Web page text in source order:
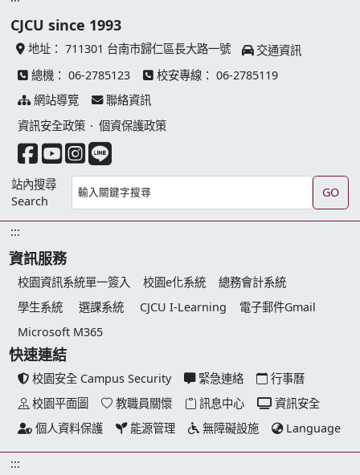
CJCU since 1993
地址： 711301 台南市歸仁區長大路一號
交通資訊
總機： 06-2785123 校安專線： 06-2785119
網站導覽
聯絡資訊
資訊安全政策 ‧ 個資保護政策
facebook 連結
youtube 連結
instagram 連結
line 連結
站內搜尋
Search
GO
:::
資訊服務
校園資訊系統單一簽入 校園e化系統
總務會計系統
學生系統
選課系統 CJCU I-Learning
電子郵件Gmail
Microsoft M365
快速連結
校園安全 Campus Security 緊急連絡
行事曆
校園平面圖
教職員關懷 訊息中心
資訊安全
個人資料保護
能源管理 無障礙設施 Language
:::